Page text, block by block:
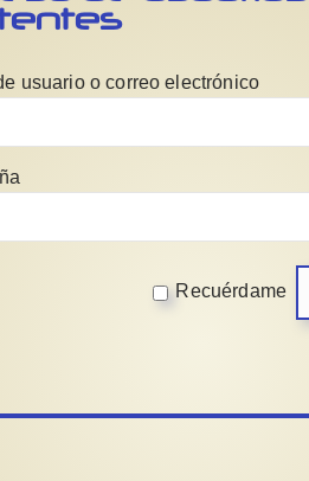
usuario o correo electrónico
Recuérdame